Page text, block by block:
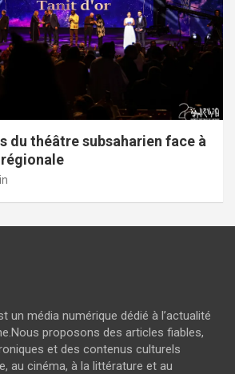
du théâtre subsaharien face à
un média numérique dédié à l’actualité
proposons des articles fiables,
et des contenus culturels
au cinéma, à la littérature et au